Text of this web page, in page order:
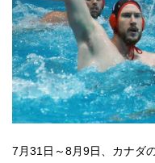
7月31日～8月9日、カナダ